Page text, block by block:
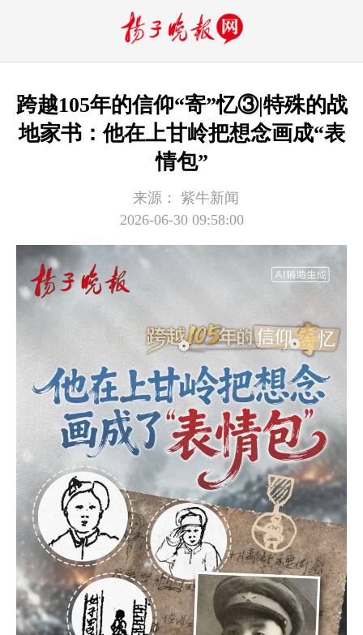
跨越105年的信仰“寄”忆③|特殊的战
地家书：他在上甘岭把想念画成“表
情包”
来源：
紫牛新闻
2026-06-30 09:58:00